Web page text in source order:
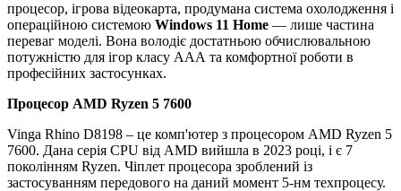
процесор, ігрова відеокарта, продумана система охолодження і
операційною системою Windows 11 Home — лише частина
переваг моделі. Вона володіє достатньою обчислювальною
потужністю для ігор класу ААА та комфортної роботи в
професійних застосунках.
Процесор AMD Ryzen 5 7600
Vinga Rhino D8198 – це комп'ютер з процесором AMD Ryzen 5
7600. Дана серія CPU від AMD вийшла в 2023 році, і є 7
поколінням Ryzen. Чіплет процесора зроблений із
застосуванням передового на даний момент 5-нм техпроцесу.